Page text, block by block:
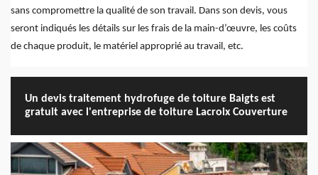
sans compromettre la qualité de son travail. Dans son devis, vous
seront indiqués les détails sur les frais de la main-d’œuvre, les coûts
de chaque produit, le matériel approprié au travail, etc.
Un devis traitement hydrofuge de toiture Baigts est
gratuit avec l'entreprise de toiture Lacroix Couverture